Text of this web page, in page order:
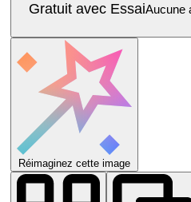
Gratuit avec EssaiAucune
Réimaginez cette image